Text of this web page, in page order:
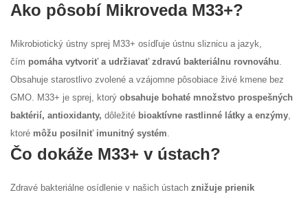
Ako pôsobí Mikroveda M33+?
Mikrobiotický ústny sprej M33+ osídľuje ústnu sliznicu a jazyk,
čím pomáha vytvoriť a udržiavať zdravú bakteriálnu rovnováhu.
Obsahuje starostlivo zvolené a vzájomne pôsobiace živé kmene bez
GMO. M33+ je sprej, ktorý obsahuje bohaté množstvo prospešných
baktérií, antioxidanty, dôležité bioaktívne rastlinné látky a enzýmy,
ktoré môžu posilniť imunitný systém.
Čo dokáže M33+ v ústach?
Zdravé bakteriálne osídlenie v našich ústach znižuje prienik